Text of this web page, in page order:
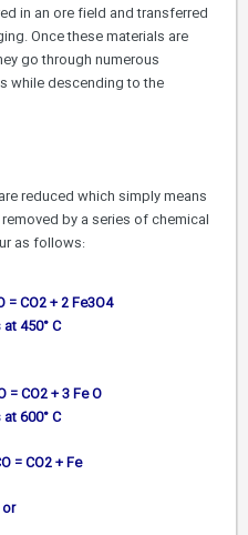
in an ore field and transferred
Once these materials are
go through numerous
while descending to the
are reduced which simply means
removed by a series of chemical
as follows:
= CO2 + 2 Fe3O4
at 450° C
= CO2 + 3 Fe O
at 600° C
= CO2 + Fe